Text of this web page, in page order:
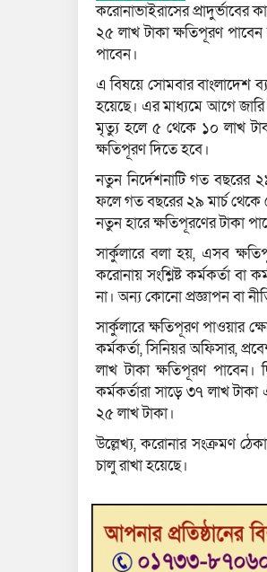
করোনাভাইরাসের প্রাদুর্ভাবের
২৫ লাখ টাকা ক্ষতিপূরণ পাবেন
পাবেন।
এ বিষয়ে সোমবার বাংলাদেশ
হয়েছে। এর মাধ্যমে আগে জারি
মৃত্যু হলে ৫ থেকে ১০ লাখ
ক্ষতিপূরণ দিতে হবে।
নতুন নির্দেশনাটি গত বছরের
ফলে গত বছরের ২৯ মার্চ থেকে
নতুন হারে ক্ষতিপূরণের টাকা
সার্কুলারে বলা হয়, এসব
করোনায় সংশ্লিষ্ট কর্মকর্তা বা
না। অন্য কোনো প্রজ্ঞাপন বা
সার্কুলারে ক্ষতিপূরণ পাওয়ার
কর্মকর্তা, সিনিয়র অফিসার,
লাখ টাকা ক্ষতিপূরণ পাবেন।
কর্মকর্তারা সাড়ে ৩৭ লাখ
২৫ লাখ টাকা।
উল্লেখ্য, করোনার সংক্রমণ
চালু রাখা হয়েছে।